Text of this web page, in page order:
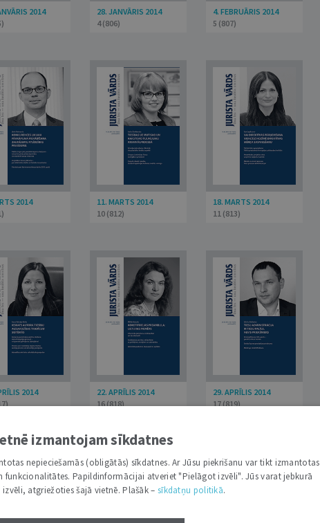
2014
28. JANVĀRIS 2014
4 (806)
4. FEBRUĀRIS 2014
5 (807)
2014
11. MARTS 2014
10 (812)
18. MARTS 2014
11 (813)
2014
22. APRĪLIS 2014
16 (818)
29. APRĪLIS 2014
17 (819)
izmantojam sīkdatnes
nepieciešamās (obligātās) sīkdatnes. Ar Jūsu piekrišanu var tikt izmantotas
funkcionalitātes. Papildinformācijai atveriet "Pielāgot izvēli". Jūs varat jebkurā
atgriežoties šajā vietnē. Plašāk – sīkdatņu politikā.